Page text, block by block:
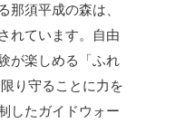
那須平成の森は、
れています。自由
が楽しめる「ふれ
り守ることに力を
したガイドウォー